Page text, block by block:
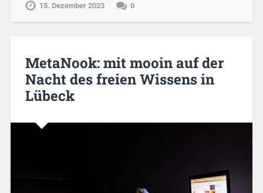
15. Dezember 2023 0
MetaNook: mit mooin auf der
Nacht des freien Wissens in
Lübeck